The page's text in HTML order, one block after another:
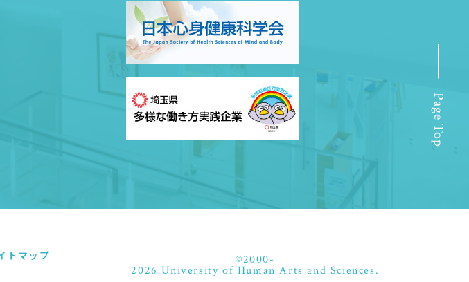
トマップ
©2000-
2026 University of Human Arts and Sciences.
Page Top